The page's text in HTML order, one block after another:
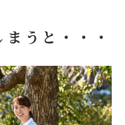
うと・・・